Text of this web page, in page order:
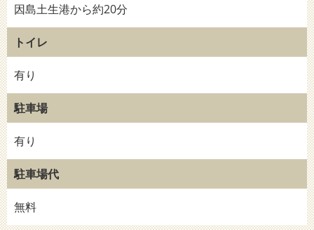
因島土生港から約20分
トイレ
有り
駐車場
有り
駐車場代
無料